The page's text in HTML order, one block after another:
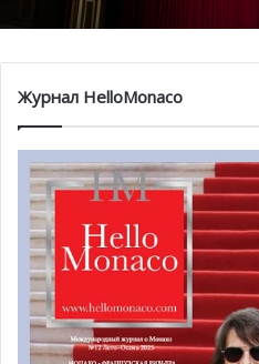
© Paramount Pictures Corporation –
Weir / Graphic
Журнал HelloMonaco